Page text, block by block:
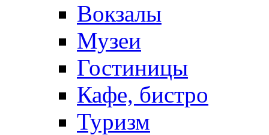
Вокзалы
Музеи
Гостиницы
Кафе, бистро
Туризм